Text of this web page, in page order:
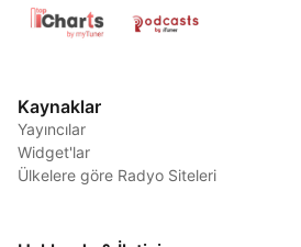
Kaynaklar
Yayıncılar
Widget'lar
Ülkelere göre Radyo Siteleri